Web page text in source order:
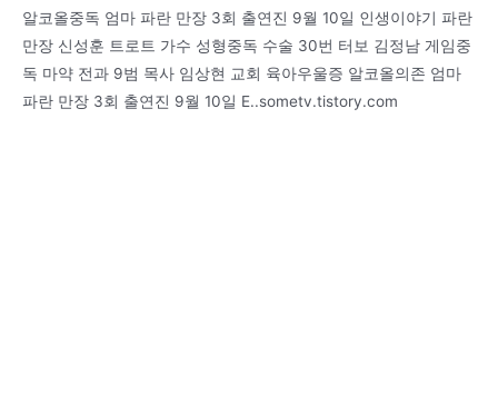
알코올중독 엄마 파란 만장 3회 출연진 9월 10일 인생이야기 파란
만장 신성훈 트로트 가수 성형중독 수술 30번 터보 김정남 게임중
독 마약 전과 9범 목사 임상현 교회 육아우울증 알코올의존 엄마
파란 만장 3회 출연진 9월 10일 E..sometv.tistory.com